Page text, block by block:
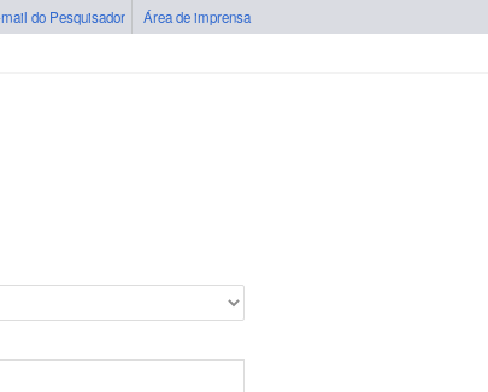
do Pesquisador Área de imprensa